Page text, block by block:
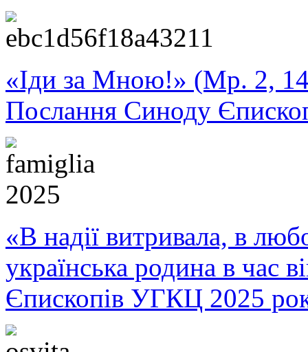
«Іди за Мною!» (Мр. 2,
Послання Синоду
«В надії витривала, в
українська родина в час
Єпископів УГКЦ 2025